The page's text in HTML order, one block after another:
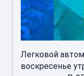
Легковой
воскресенье